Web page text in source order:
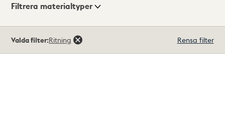
Visningsläge
Filtrera materialtyper
träffar
Valda filter:Ritning Rensa filter